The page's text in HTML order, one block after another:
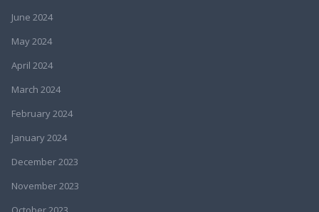
June 2024
May 2024
April 2024
March 2024
February 2024
January 2024
December 2023
November 2023